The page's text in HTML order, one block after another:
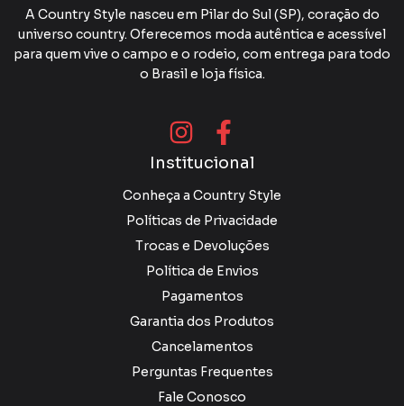
A Country Style nasceu em Pilar do Sul (SP), coração do
universo country. Oferecemos moda autêntica e acessível
para quem vive o campo e o rodeio, com entrega para todo
o Brasil e loja física.
Institucional
Conheça a Country Style
Políticas de Privacidade
Trocas e Devoluções
Política de Envios
Pagamentos
Garantia dos Produtos
Cancelamentos
Perguntas Frequentes
Fale Conosco